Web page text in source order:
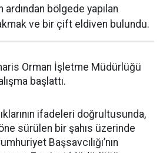
ardından bölgede yapılan
ve bir çift eldiven bulundu.
Orman İşletme Müdürlüğü
başlattı.
ifadeleri doğrultusunda,
sürülen bir şahıs üzerinde
Başsavcılığı’nın